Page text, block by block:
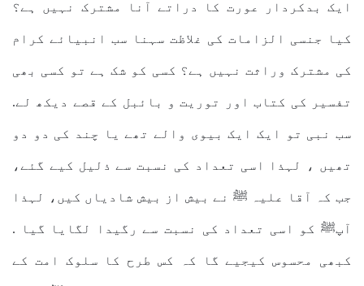
ایک بدکردار عورت کا دراتے آنا مشترک نہیں ہے؟
کیا جنسی الزامات کی غلاظت سہنا سب انبیائے کرام
کی مشترک وراثت نہیں ہے؟ کسی کو شک ہے تو کسی بھی
تفسیر کی کتاب اور توریت و بائبل کے قصے دیکھ لے.
سب نبی تو ایک ایک بیوی والے تھے یا چند کی دو دو
تھیں ، لہذا اسی تعداد کی نسبت سے ذلیل کیے گئے،
جب کہ آقا علیہ ﷺ نے بیش از بیش شادیاں کیں، لہذا
آپﷺ کو اسی تعداد کی نسبت سے رگیدا لگایا گیا .
کبھی محسوس کیجیے گا کہ کس طرح کا سلوک امت کے